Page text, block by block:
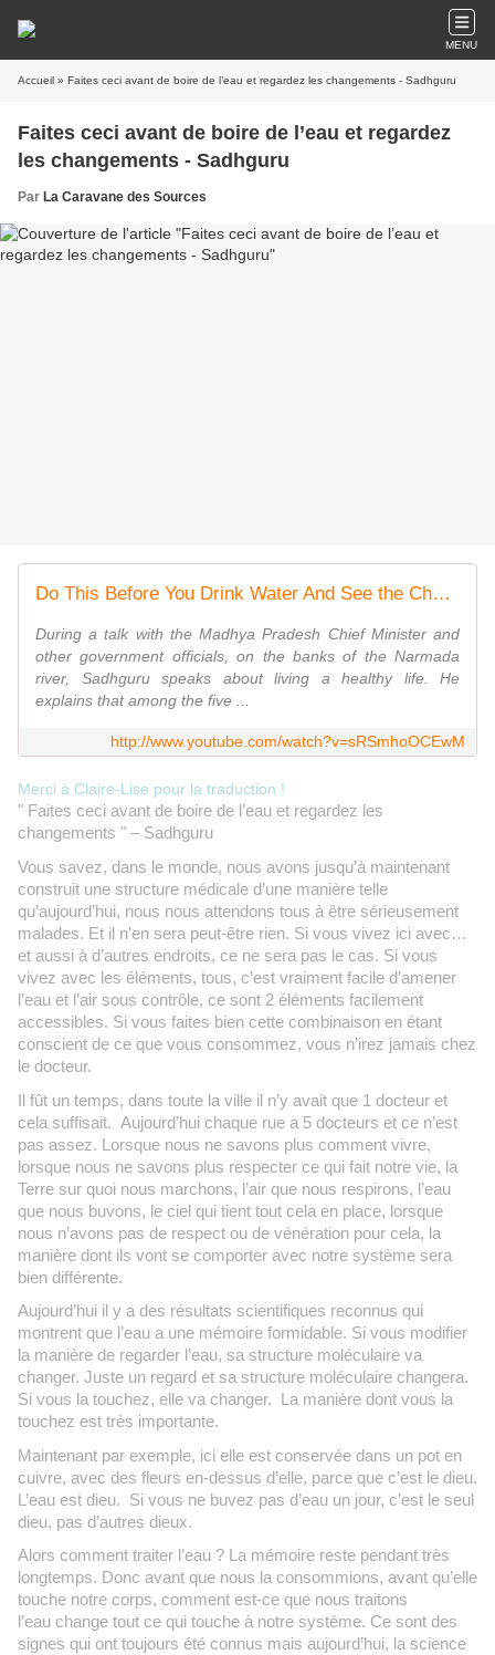
MENU
Accueil » Faites ceci avant de boire de l’eau et regardez les changements - Sadhguru
Faites ceci avant de boire de l’eau et regardez
les changements - Sadhguru
Par La Caravane des Sources
Do This Before You Drink Water And See the Changes - Sadhguru
During a talk with the Madhya Pradesh Chief Minister and
other government officials, on the banks of the Narmada
river, Sadhguru speaks about living a healthy life. He
explains that among the five ...
http://www.youtube.com/watch?v=sRSmhoOCEwM
Merci à Claire-Lise pour la traduction !
" Faites ceci avant de boire de l’eau et regardez les
changements " – Sadhguru
Vous savez, dans le monde, nous avons jusqu’à maintenant
construit une structure médicale d’une manière telle
qu’aujourd’hui, nous nous attendons tous à être sérieusement
malades. Et il n’en sera peut-être rien. Si vous vivez ici avec…
et aussi à d’autres endroits, ce ne sera pas le cas. Si vous
vivez avec les éléments, tous, c’est vraiment facile d’amener
l’eau et l’air sous contrôle, ce sont 2 éléments facilement
accessibles. Si vous faites bien cette combinaison en étant
conscient de ce que vous consommez, vous n’irez jamais chez
le docteur.
Il fût un temps, dans toute la ville il n’y avait que 1 docteur et
cela suffisait. Aujourd’hui chaque rue a 5 docteurs et ce n’est
pas assez. Lorsque nous ne savons plus comment vivre,
lorsque nous ne savons plus respecter ce qui fait notre vie, la
Terre sur quoi nous marchons, l’air que nous respirons, l’eau
que nous buvons, le ciel qui tient tout cela en place, lorsque
nous n’avons pas de respect ou de vénération pour cela, la
manière dont ils vont se comporter avec notre système sera
bien différente.
Aujourd’hui il y a des résultats scientifiques reconnus qui
montrent que l’eau a une mémoire formidable. Si vous modifier
la manière de regarder l’eau, sa structure moléculaire va
changer. Juste un regard et sa structure moléculaire changera.
Si vous la touchez, elle va changer. La manière dont vous la
touchez est très importante.
Maintenant par exemple, ici elle est conservée dans un pot en
cuivre, avec des fleurs en-dessus d’elle, parce que c’est le dieu.
L’eau est dieu. Si vous ne buvez pas d’eau un jour, c’est le seul
dieu, pas d’autres dieux.
Alors comment traiter l’eau ? La mémoire reste pendant très
longtemps. Donc avant que nous la consommions, avant qu’elle
touche notre corps, comment est-ce que nous traitons
l’eau change tout ce qui touche à notre système. Ce sont des
signes qui ont toujours été connus mais aujourd’hui, la science